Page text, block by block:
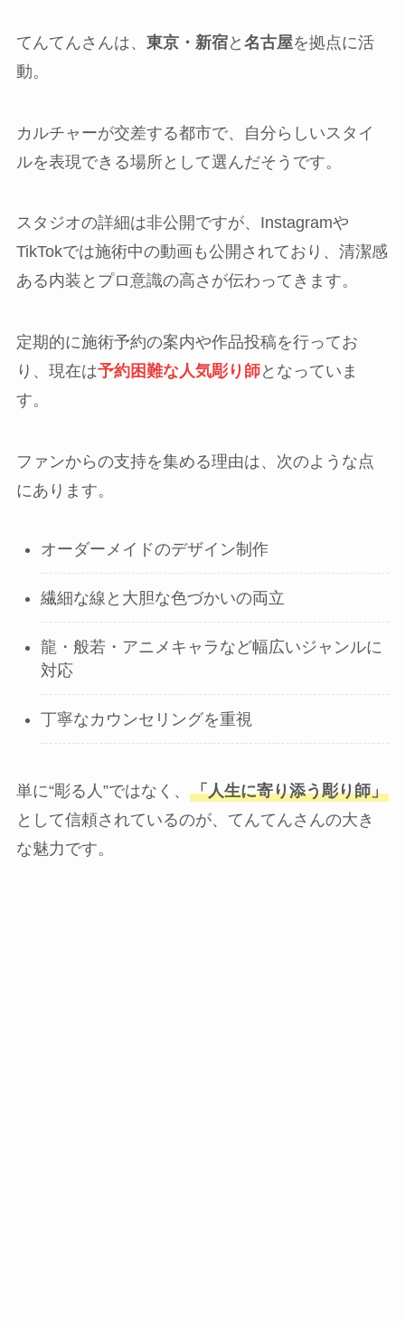
てんてんさんは、 東京・新宿と 名古屋を拠点に活
動。
カルチャーが交差する都市で、自分らしいスタイ
ルを表現できる場所として選んだそうです。
スタジオの詳細は非公開ですが、Instagramや
TikTokでは施術中の動画も公開されており、清潔感
ある内装とプロ意識の高さが伝わってきます。
定期的に施術予約の案内や作品投稿を行ってお
り、現在は予約困難な人気彫り師となっていま
す。
ファンからの支持を集める理由は、次のような点
にあります。
オーダーメイドのデザイン制作
繊細な線と大胆な色づかいの両立
龍・般若・アニメキャラなど幅広いジャンルに
対応
丁寧なカウンセリングを重視
単に“彫る人”ではなく、 「人生に寄り添う彫り師」
として信頼されているのが、てんてんさんの大き
な魅力です。